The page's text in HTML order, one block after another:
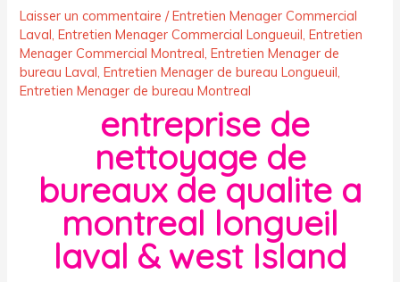
Laisser un commentaire /Entretien Menager Commercial
Laval,Entretien Menager Commercial Longueuil,Entretien
Menager Commercial Montreal,Entretien Menager de
bureau Laval,Entretien Menager de bureau Longueuil,
Entretien Menager de bureau Montreal
entreprise de
nettoyage de
bureaux de qualite a
montreal longueil
laval & west Island